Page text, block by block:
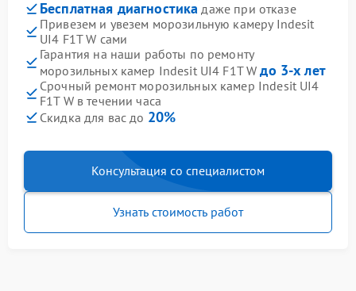
Бесплатная диагностика даже при отказе
Привезем и увезем морозильную камеру Indesit
UI4 F1T W сами
Гарантия на наши работы по ремонту
морозильных камер Indesit UI4 F1T Wдо 3-х лет
Срочный ремонт морозильных камер Indesit UI4
F1T W в течении часа
Скидка для вас до 20%
Консультация со специалистом
Узнать стоимость работ